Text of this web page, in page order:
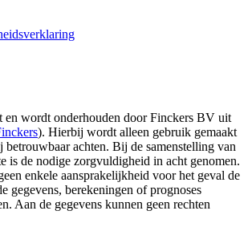
en wordt onderhouden door Finckers BV uit
). Hierbij wordt alleen gebruik gemaakt
achten. Bij de samenstelling van
is de nodige zorgvuldigheid in acht genomen.
enkele aansprakelijkheid voor het geval de
gegevens, berekeningen of prognoses
Aan de gegevens kunnen geen rechten